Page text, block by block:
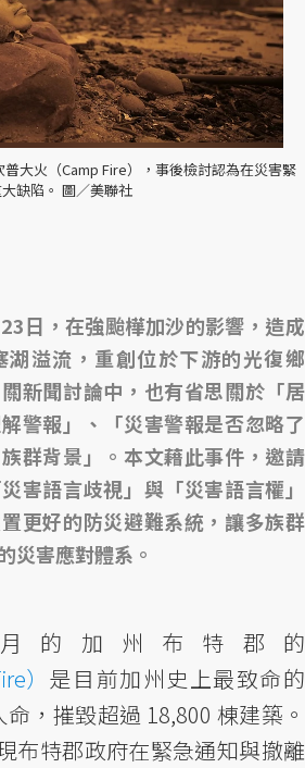
大火（Camp Fire），事後檢討認為在災害緊
缺陷。 圖／美聯社
日，在強颱樺加沙的影響，造成
湖溢流，重創位於下游的光復鄉
關新聞討論中，也有省思關於「居
警報」、「災害警報是否忽略了
群背景」。本文藉此事件，邀請
害語言歧視」與「災害語言權」
更好的防災避難系統，讓多族群
災害應對體系。
的加州布特郡的
） 是目前加州史上最致命的
，摧毀超過 18,800 棟建築。
布特郡政府在緊急通知與撤離